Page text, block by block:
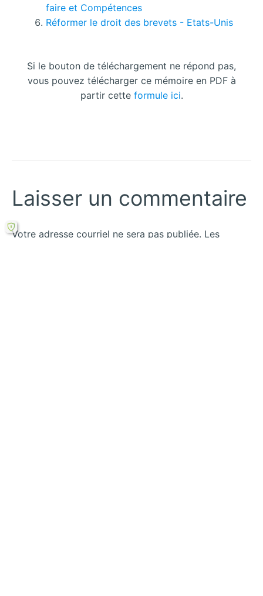
faire et Compétences
Réformer le droit des brevets - Etats-Unis
Si le bouton de téléchargement ne répond pas,
vous pouvez télécharger ce mémoire en PDF à
partir cette formule ici.
Laisser un commentaire
Votre adresse courriel ne sera pas publiée. Les